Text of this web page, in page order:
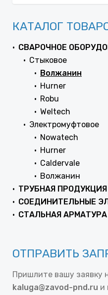
КАТАЛОГ
СВАРОЧНОЕ
Стыковое
Волжанин
Hurner
Robu
Weltech
Электромуфтовое
Nowatech
Hurner
Caldervale
Волжанин
ТРУБНАЯ ПРОДУКЦИЯ
СОЕДИНИТЕЛЬНЫЕ
СТАЛЬНАЯ АРМАТУРА
ОТПРАВИТЬ
Пришлите вашу заявку
kaluga@zavod-pnd.ru и